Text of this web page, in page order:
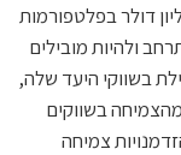
קיבלנו הזמנות בסך למעלה מ-10 מיליון דולר בפלטפורמות
ולהיות מובילים
בשווקי היעד שלה,
בשווקים
צמיחה